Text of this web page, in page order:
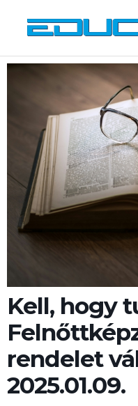
Kell, hogy
rendelet
2025.01.09.